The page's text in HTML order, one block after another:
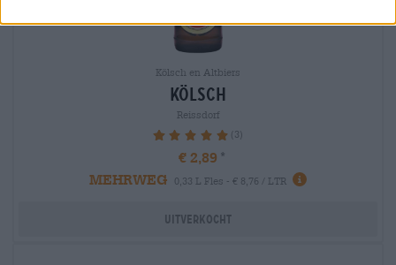
Kölsch en Altbiers
kölsch
Reissdorf
100% (3)
€ 2,89
MEHRWEG
0,33 L Fles - € 8,76 / LTR
Uitverkocht